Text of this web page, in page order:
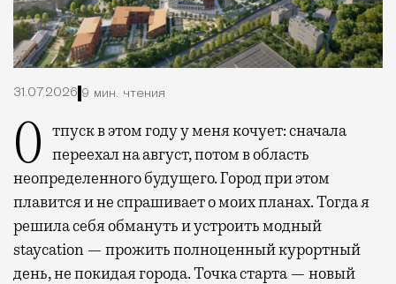
31.07.2026 9 мин. чтения
Отпуск в этом году у меня кочует: сначала переехал на август, потом в область
неопределенного будущего. Город при этом
плавится и не спрашивает о моих планах. Тогда я
решила себя обмануть и устроить модный
staycation — прожить полноценный курортный
день, не покидая города. Точка старта — новый